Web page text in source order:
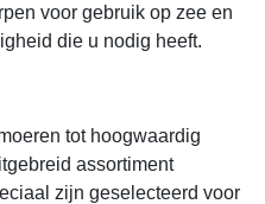
voor gebruik op zee en
die u nodig heeft.
tot hoogwaardig
assortiment
zijn geselecteerd voor